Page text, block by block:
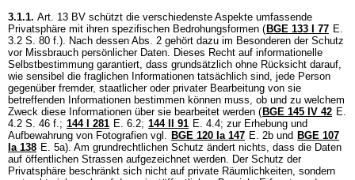
3.1.1. Art. 13 BV schützt die verschiedenste Aspekte umfassende
Privatsphäre mit ihren spezifischen Bedrohungsformen ( BGE 133 I 77 E.
3.2 S. 80 f.). Nach dessen Abs. 2 gehört dazu im Besonderen der Schutz
vor Missbrauch persönlicher Daten. Dieses Recht auf informationelle
Selbstbestimmung garantiert, dass grundsätzlich ohne Rücksicht darauf,
wie sensibel die fraglichen Informationen tatsächlich sind, jede Person
gegenüber fremder, staatlicher oder privater Bearbeitung von sie
betreffenden Informationen bestimmen können muss, ob und zu welchem
Zweck diese Informationen über sie bearbeitet werden ( BGE 145 IV 42 E.
4.2 S. 46 f.; 144 I 281 E. 6.2; 144 II 91 E. 4.4; zur Erhebung und
Aufbewahrung von Fotografien vgl. BGE 120 Ia 147 E. 2b und BGE 107
Ia 138 E. 5a). Am grundrechtlichen Schutz ändert nichts, dass die Daten
auf öffentlichen Strassen aufgezeichnet werden. Der Schutz der
Privatsphäre beschränkt sich nicht auf private Räumlichkeiten, sondern